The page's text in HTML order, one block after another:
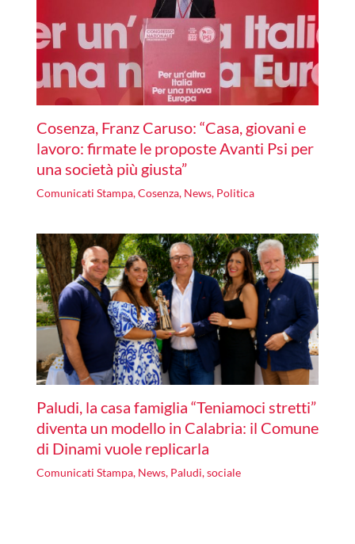
Cosenza, Franz Caruso: “Casa, giovani e
lavoro: firmate le proposte Avanti Psi per
una società più giusta”
Comunicati Stampa,Cosenza, News, Politica
Paludi, la casa famiglia “Teniamoci stretti”
diventa un modello in Calabria: il Comune
di Dinami vuole replicarla
Comunicati Stampa, News, Paludi,sociale